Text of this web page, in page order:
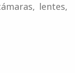
lentes,